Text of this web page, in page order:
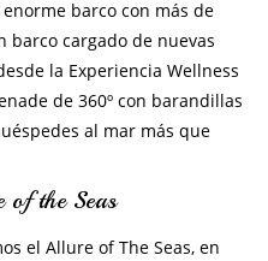
barco con más de
barco cargado de nuevas
la Experiencia Wellness
de 360º con barandillas
al mar más que
of the Seas
el Allure of The Seas, en